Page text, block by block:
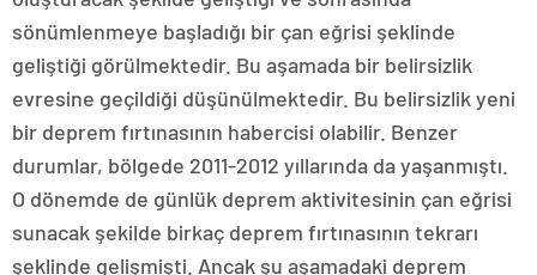
sönümlenmeye başladığı bir çan eğrisi şeklinde
geliştiği görülmektedir. Bu aşamada bir belirsizlik
evresine geçildiği düşünülmektedir. Bu belirsizlik yeni
bir deprem fırtınasının habercisi olabilir. Benzer
durumlar, bölgede 2011-2012 yıllarında da yaşanmıştı.
O dönemde de günlük deprem aktivitesinin çan eğrisi
sunacak şekilde birkaç deprem fırtınasının tekrarı
şeklinde gelişmişti. Ancak şu aşamadaki deprem